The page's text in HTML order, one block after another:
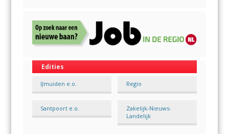
Edities
IJmuiden e.o. Regio
Santpoort e.o.
Zakelijk-Nieuws-
Landelijk